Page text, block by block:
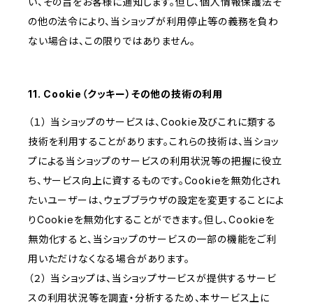
の他の法令により、当ショップが利用停止等の義務を負わ
ない場合は、この限りではありません。
11. Cookie（クッキー）その他の技術の利用
（１） 当ショップのサービスは、Cookie及びこれに類する
技術を利用することがあります。これらの技術は、当ショッ
プによる当ショップのサービスの利用状況等の把握に役立
ち、サービス向上に資するものです。Cookieを無効化され
たいユーザーは、ウェブブラウザの設定を変更することによ
りCookieを無効化することができます。但し、Cookieを
無効化すると、当ショップのサービスの一部の機能をご利
用いただけなくなる場合があります。
（２） 当ショップは、当ショップサービスが提供するサービ
スの利用状況等を調査・分析するため、本サービス上に